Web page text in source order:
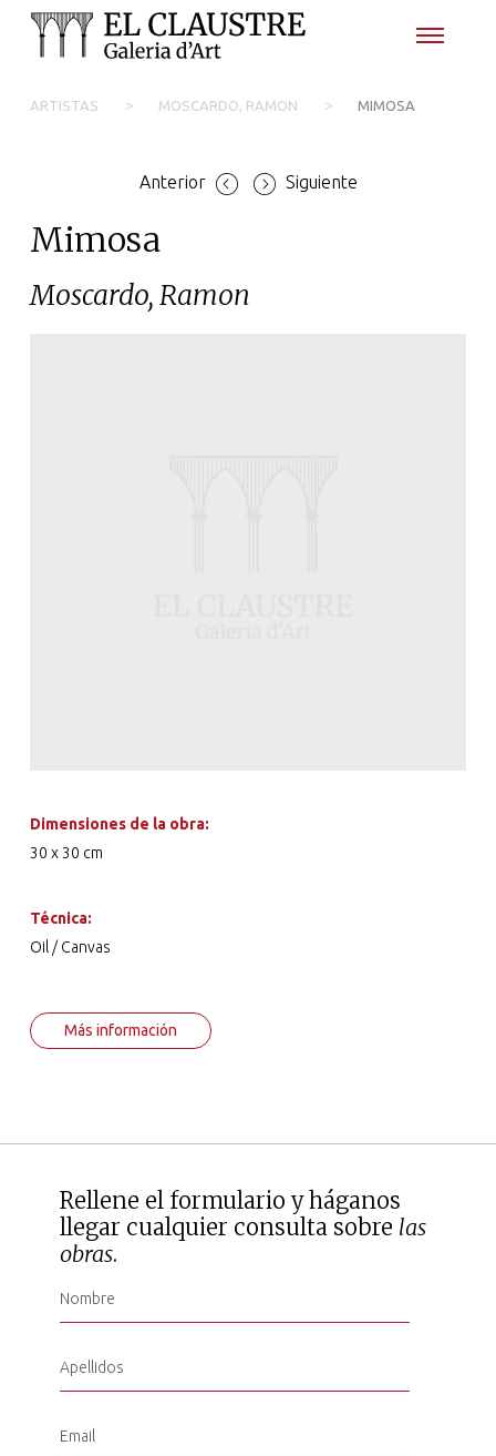
ARTISTAS > MOSCARDO, RAMON > MIMOSA
Anterior Siguiente
Mimosa
Moscardo, Ramon
Dimensiones de la obra:
30 x 30 cm
Técnica:
Oil / Canvas
Más información
Rellene el formulario y háganos
llegar cualquier consulta sobre las
obras.